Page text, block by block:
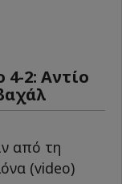
2: Αντίο